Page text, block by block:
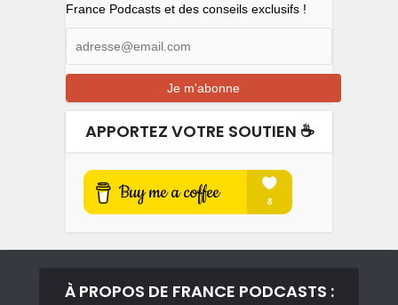
France Podcasts et des conseils exclusifs !
APPORTEZ VOTRE SOUTIEN ☕️
À PROPOS DE FRANCE PODCASTS :